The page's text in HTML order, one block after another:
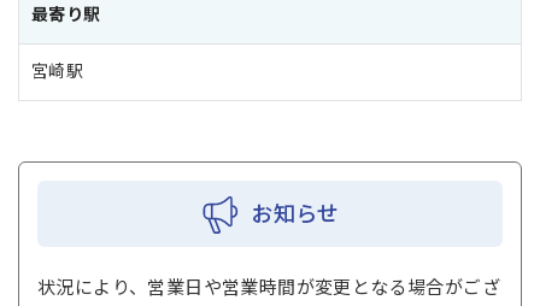
最寄り駅
宮崎駅
お知らせ
状況により、営業日や営業時間が変更となる場合がござ